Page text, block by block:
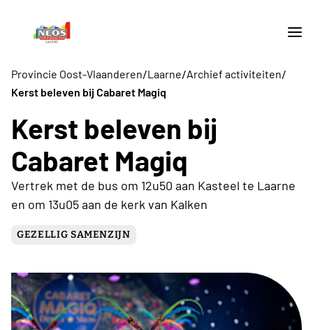
Provincie Oost-Vlaanderen/Laarne/Archief activiteiten/
Kerst beleven bij Cabaret Magiq
Kerst beleven bij
Cabaret Magiq
Vertrek met de bus om 12u50 aan Kasteel te Laarne
en om 13u05 aan de kerk van Kalken
GEZELLIG SAMENZIJN